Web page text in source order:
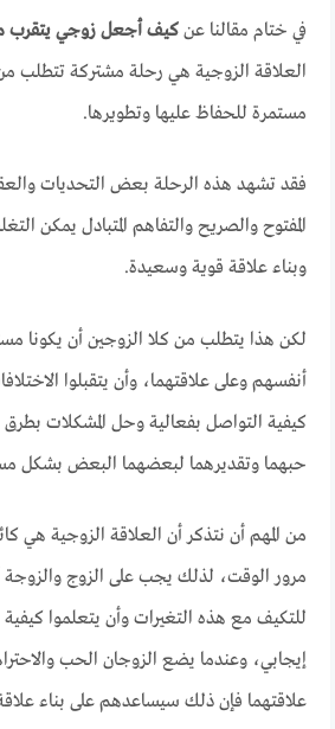
في ختام مقالنا عنكيف أجعل زوجي يتقرب
العلاقة الزوجية هي رحلة مشتركة تتطلب
مستمرة للحفاظ عليها وتطويرها.
فقد تشهد هذه الرحلة بعض التحديات
المفتوح والصريح والتفاهم المتبادل يمكن
وبناء علاقة قوية وسعيدة.
لكن هذا يتطلب من كلا الزوجين أن يكونا
أنفسهم وعلى علاقتهما، وأن يتقبلوا
كيفية التواصل بفعالية وحل المشكلات بطرق
حبهما وتقديرهما لبعضهما البعض بشكل
من المهم أن نتذكر أن العلاقة الزوجية هي
مرور الوقت، لذلك يجب على الزوج
للتكيف مع هذه التغيرات وأن يتعلموا
إيجابي، وعندما يضع الزوجان الحب
علاقتهما فإن ذلك سيساعدهم على بناء